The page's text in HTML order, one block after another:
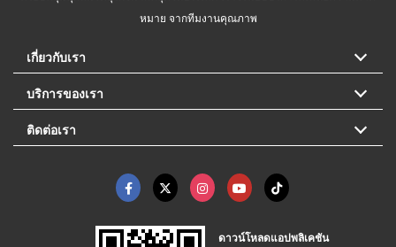
หมาย จากทีมงานคุณภาพ
เกี่ยวกับเรา
บริการของเรา
ติดต่อเรา
ดาวน์โหลดแอปพลิเคชัน